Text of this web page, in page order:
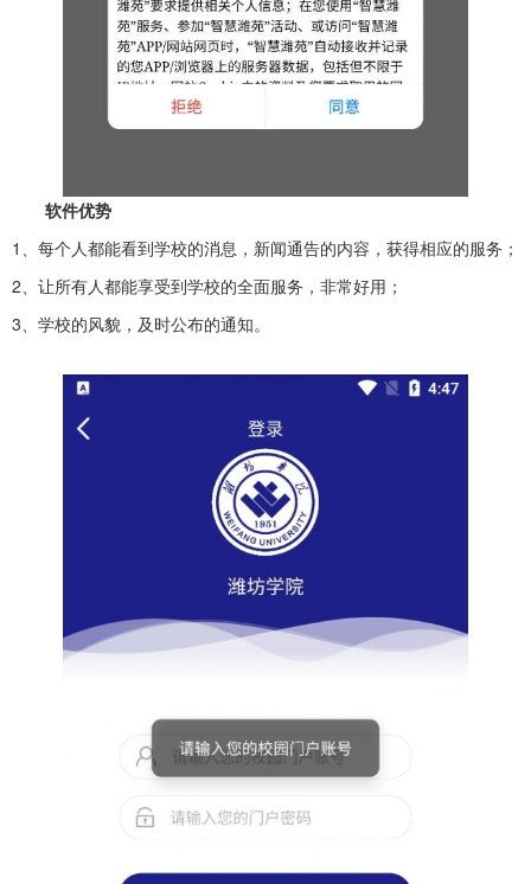
软件优势
1、每个人都能看到学校的消息，新闻通告的内容，获得相应的服务；
2、让所有人都能享受到学校的全面服务，非常好用；
3、学校的风貌，及时公布的通知。